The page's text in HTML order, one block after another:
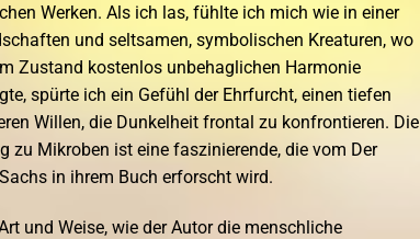
Werken. Als ich las, fühlte ich mich wie in einer
und seltsamen, symbolischen Kreaturen, wo
Zustand kostenlos unbehaglichen Harmonie
spürte ich ein Gefühl der Ehrfurcht, einen tiefen
Willen, die Dunkelheit frontal zu konfrontieren. Die
zu Mikroben ist eine faszinierende, die vom Der
in ihrem Buch erforscht wird.
und Weise, wie der Autor die menschliche